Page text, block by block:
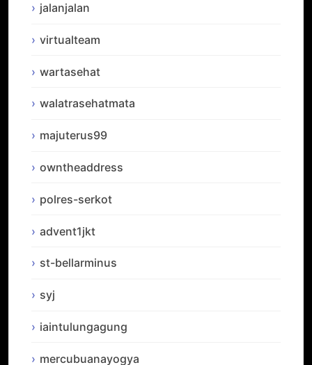
jalanjalan
virtualteam
wartasehat
walatrasehatmata
majuterus99
owntheaddress
polres-serkot
advent1jkt
st-bellarminus
syj
iaintulungagung
mercubuanayogya